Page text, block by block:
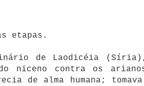
etapas.
de Laodicéia
niceno contra os
de alma humana;